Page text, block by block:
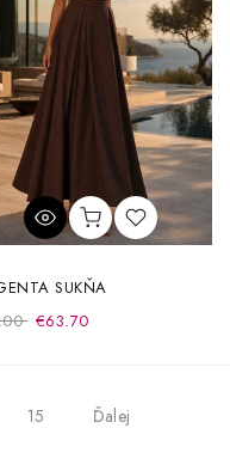
SUKŇA
€63.70
15 Ďalej